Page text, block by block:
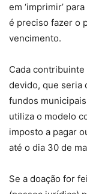
em ‘imprimir’
é preciso fazer o
vencimento.
Cada
devido, que seria
fundos
utiliza o modelo
imposto a pagar
até o dia 30 de
Se a doação for